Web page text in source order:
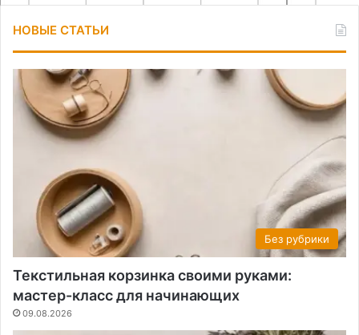
НОВЫЕ СТАТЬИ
Без рубрики
Текстильная корзинка своими руками:
мастер-класс для начинающих
09.08.2026